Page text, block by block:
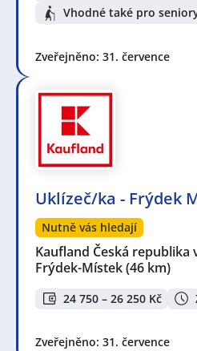
Vhodné také pro
Zveřejněno: 31. července
Uklízeč/ka - Frýdek
Nutně vás hledají
Kaufland Česká republika
Frýdek-Místek(46 km)
24 750 – 26 250 Kč
Zveřejněno: 31. července